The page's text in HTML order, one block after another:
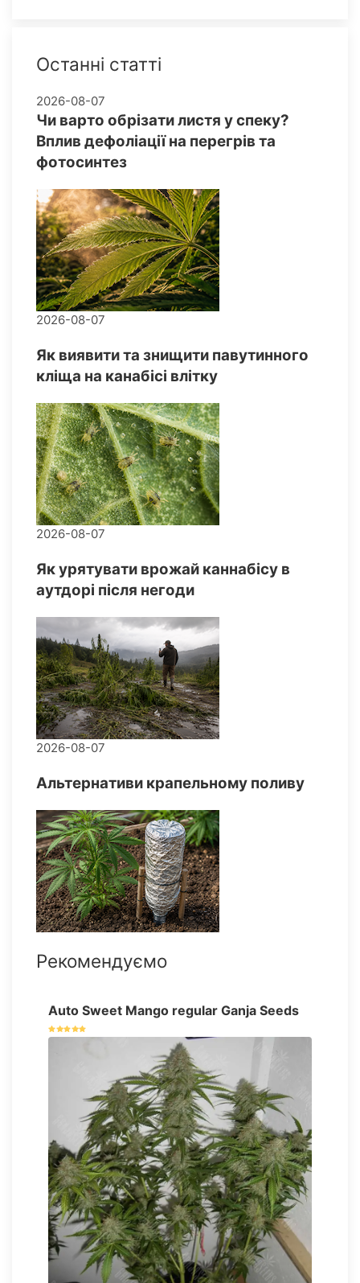
Останні статті
2026-08-07
Чи варто обрізати листя у спеку?
Вплив дефоліації на перегрів та
фотосинтез
2026-08-07
Як виявити та знищити павутинного
кліща на канабісі влітку
2026-08-07
Як урятувати врожай каннабісу в
аутдорі після негоди
2026-08-07
Альтернативи крапельному поливу
Рекомендуємо
Auto Sweet Mango regular Ganja Seeds